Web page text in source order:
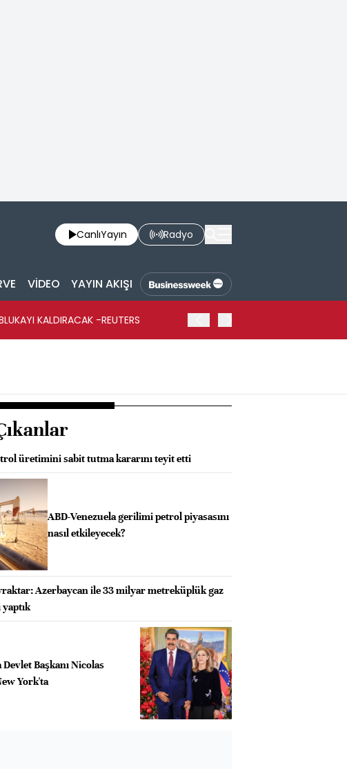
CanlıYayın Radyo
VİDEO YAYIN AKIŞI
KALDIRACAK -REUTERS
üretimini sabit tutma kararını teyit etti
ABD-Venezuela gerilimi petrol piyasasını
nasıl etkileyecek?
Azerbaycan ile 33 milyar metreküplük gaz
yaptık
Devlet Başkanı Nicolas
York'ta